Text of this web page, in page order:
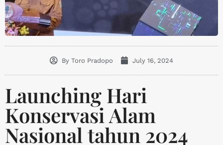
By Toro Pradopo July 16, 2024
Launching Hari
Konservasi Alam
Nasional tahun 2024